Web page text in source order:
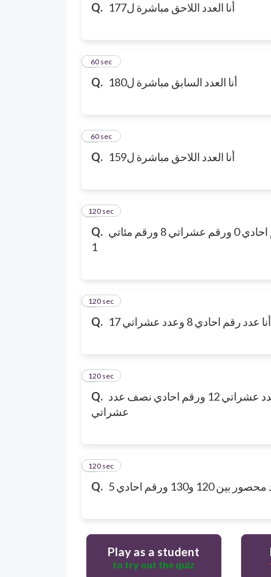
Q. أنا العدد اللاحق مباشرة ل177
Q. أنا العدد السابق مباشرة ل180
360 sec
Q. أنا العدد اللاحق مباشرة ل159
460 sec
Q. أنا عدد رقم احادي 0 ورقم عشراتي 8 ورقم مئاتي
1
5
120 sec
Q. أنا عدد رقم احادي 8 وعدد عشراتي 17
6
120 sec
Q. أنا عدد عدد عشراتي 12 ورقم احادي نصف عدد
عشراتي
7
120 sec
Q. بين 120 و130 ورقم احادي 5
8
120 sec
Play as a student
to try out the quiz